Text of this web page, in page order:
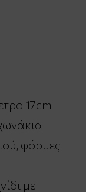
17cm
φόρμες
με